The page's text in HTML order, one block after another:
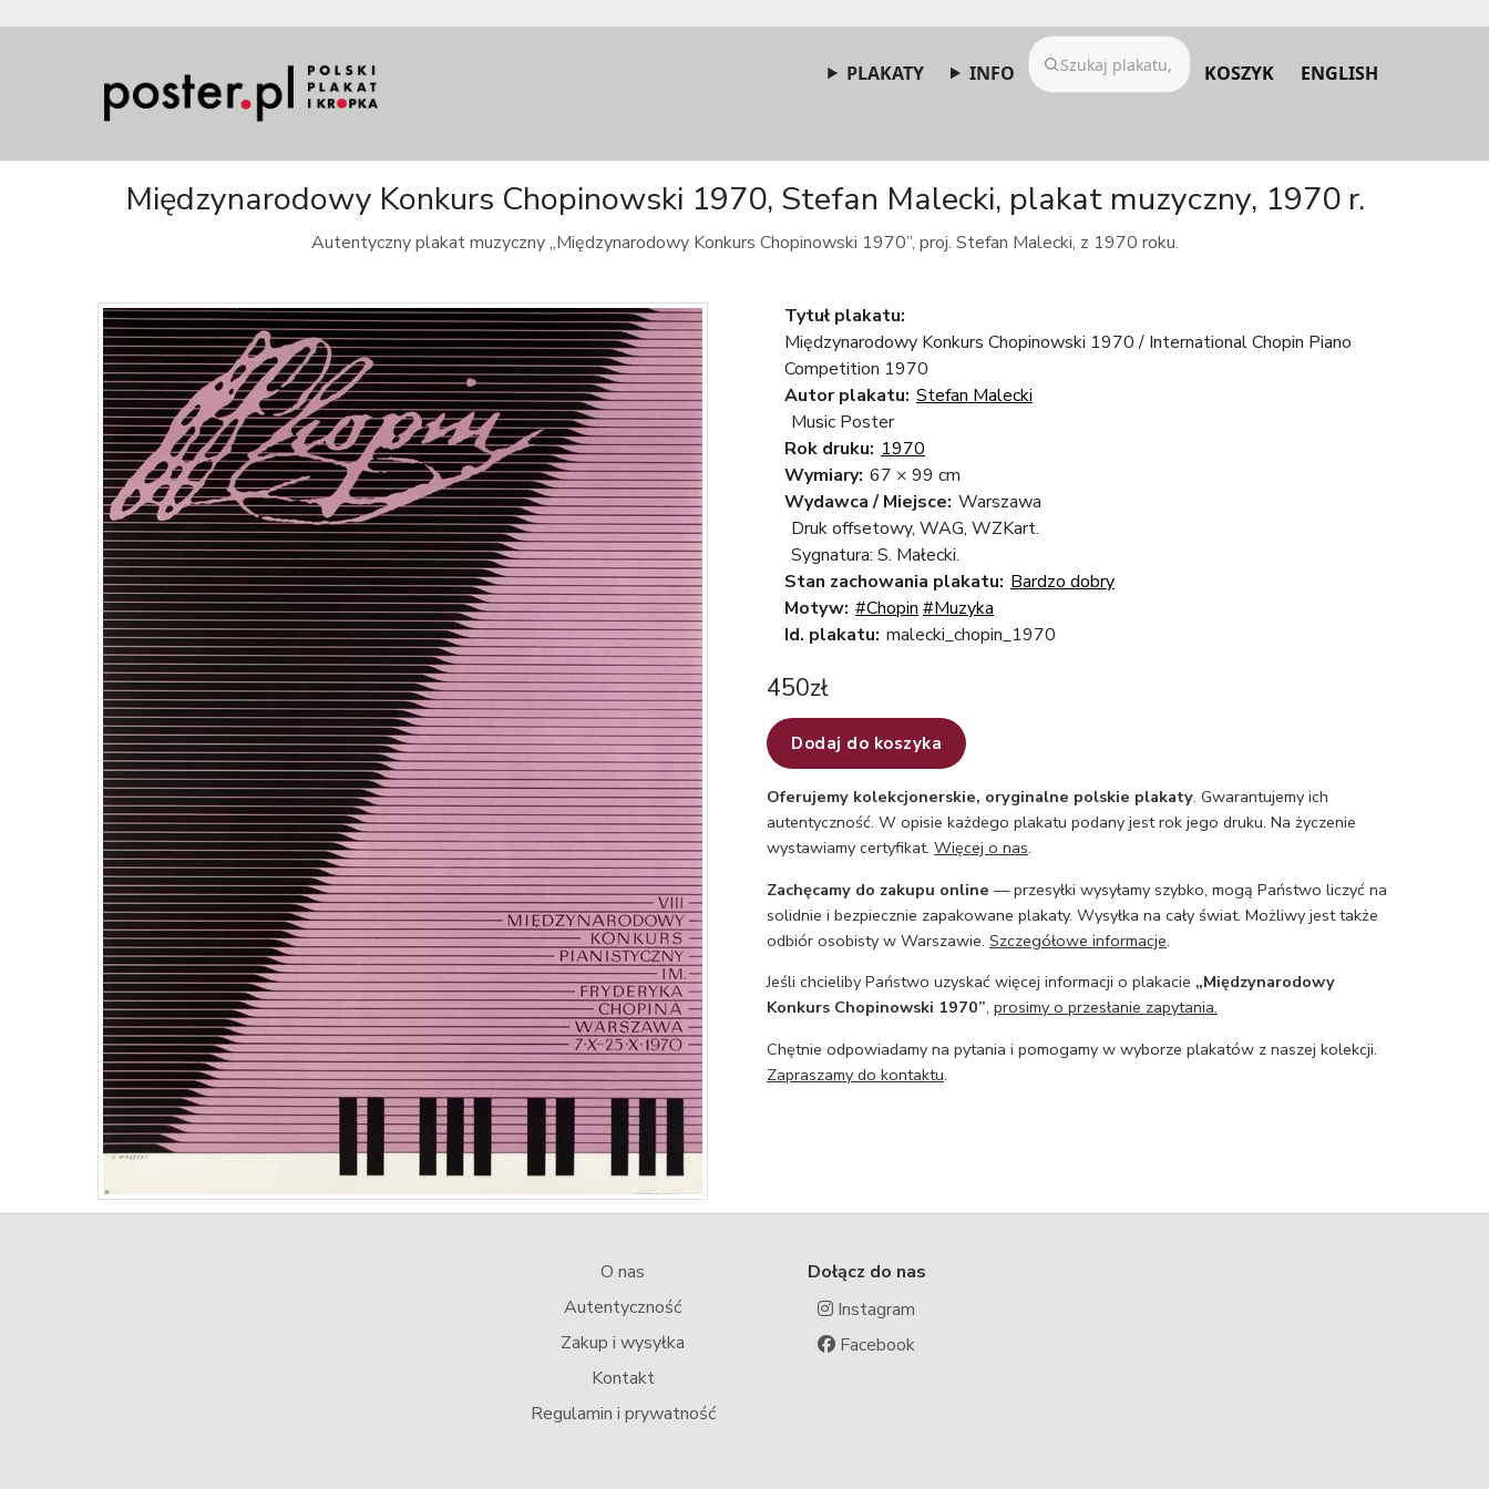
PLAKATY INFO KOSZYK ENGLISH
Międzynarodowy Konkurs Chopinowski 1970, Stefan Malecki, plakat muzyczny, 1970 r.
Autentyczny plakat muzyczny „Międzynarodowy Konkurs Chopinowski 1970”, proj. Stefan Malecki, z 1970 roku.
Tytuł plakatu:
Międzynarodowy Konkurs Chopinowski 1970 / International Chopin Piano
Competition 1970
Autor plakatu: Stefan Malecki
Music Poster
Rok druku: 1970
Wymiary: 67 × 99 cm
Wydawca / Miejsce: Warszawa
Druk offsetowy, WAG, WZKart.
Sygnatura: S. Małecki.
Stan zachowania plakatu: Bardzo dobry
Motyw: #Chopin #Muzyka
Id. plakatu: malecki_chopin_1970
450zł
Dodaj do koszyka
Oferujemy kolekcjonerskie, oryginalne polskie plakaty. Gwarantujemy ich
autentyczność. W opisie każdego plakatu podany jest rok jego druku. Na życzenie
wystawiamy certyfikat. Więcej o nas.
Zachęcamy do zakupu online — przesyłki wysyłamy szybko, mogą Państwo liczyć na
solidnie i bezpiecznie zapakowane plakaty. Wysyłka na cały świat. Możliwy jest także
odbiór osobisty w Warszawie. Szczegółowe informacje.
Jeśli chcieliby Państwo uzyskać więcej informacji o plakacie „Międzynarodowy
Konkurs Chopinowski 1970”, prosimy o przesłanie zapytania.
Chętnie odpowiadamy na pytania i pomogamy w wyborze plakatów z naszej kolekcji.
Zapraszamy do kontaktu.
O nas
Autentyczność
Zakup i wysyłka
Kontakt
Regulamin i prywatność
Dołącz do nas
Instagram
Facebook